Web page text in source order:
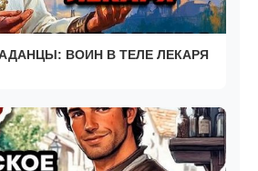
ВОИН В ТЕЛЕ ЛЕКАРЯ